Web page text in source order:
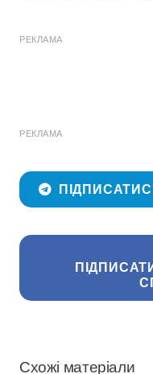
РЕКЛАМА
РЕКЛАМА
Схожі матеріали